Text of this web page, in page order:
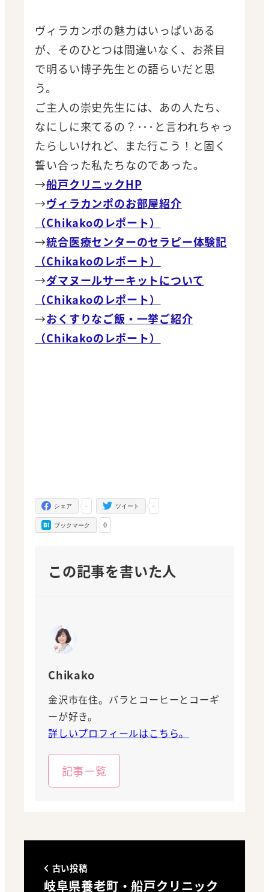
ヴィラカンポの魅力はいっぱいある
が、そのひとつは間違いなく、お茶目
で明るい博子先生との語らいだと思
う。
ご主人の崇史先生には、あの人たち、
なにしに来てるの？･･･と言われちゃっ
たらしいけれど、また行こう！と固く
誓い合った私たちなのであった。
→船戸クリニックHP
→ヴィラカンポのお部屋紹介
（Chikakoのレポート）
→統合医療センターのセラピー体験記
（Chikakoのレポート）
→ダマヌールサーキットについて
（Chikakoのレポート）
→おくすりなご飯・一挙ご紹介
（Chikakoのレポート）
-
シェア -
ツイート
0
ブックマーク
この記事を書いた人
Chikako
金沢市在住。バラとコーヒーとコーギ
ーが好き。
詳しいプロフィールはこちら。
記事一覧
古い投稿
岐阜県養老町・船戸クリニック